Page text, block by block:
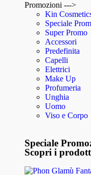
Promozioni --->
Kin
Speciale
Super Promo
Accessori
Predefinita
Capelli
Elettrici
Make Up
Profumeria
Unghia
Uomo
Viso e Corpo
Speciale
Scopri i